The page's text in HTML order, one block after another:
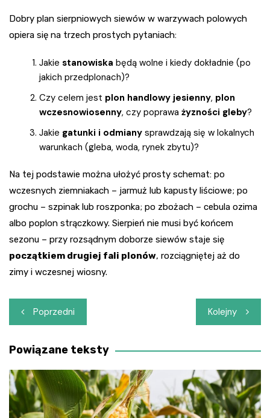
Dobry plan sierpniowych siewów w warzywach polowych
opiera się na trzech prostych pytaniach:
Jakie stanowiska będą wolne i kiedy dokładnie (po
jakich przedplonach)?
Czy celem jest plon handlowy jesienny, plon
wczesnowiosenny, czy poprawa żyzności gleby?
Jakie gatunki i odmiany sprawdzają się w lokalnych
warunkach (gleba, woda, rynek zbytu)?
Na tej podstawie można ułożyć prosty schemat: po
wczesnych ziemniakach – jarmuż lub kapusty liściowe; po
grochu – szpinak lub roszponka; po zbożach – cebula ozima
albo poplon strączkowy. Sierpień nie musi być końcem
sezonu – przy rozsądnym doborze siewów staje się
początkiem drugiej fali plonów, rozciągniętej aż do
zimy i wczesnej wiosny.
Nawigacja
wpisu
Poprzedni Kolejny
Powiązane teksty